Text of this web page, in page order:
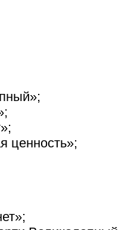
ценность»;